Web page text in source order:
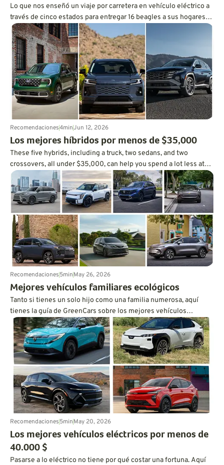
Lo que nos enseñó un viaje por carretera en vehículo eléctrico a
través de cinco estados para entregar 16 beagles a sus hogares
definitivos sobre la carga, la autonomía y la planificación de
viajes en el mundo real.
Recomendaciones4minJun 12, 2026
Los mejores híbridos por menos de $35,000
These five hybrids, including a truck, two sedans, and two
crossovers, all under $35,000, can help you spend a lot less at
the pump.
Recomendaciones5minMay 26, 2026
Mejores vehículos familiares ecológicos
Tanto si tienes un solo hijo como una familia numerosa, aquí
tienes la guía de GreenCars sobre los mejores vehículos
ecológicos para familias de todos los tamaños, escrita por una
madre de tres hijos.
Recomendaciones5minMay 20, 2026
Los mejores vehículos eléctricos por menos de
40.000 $
Pasarse a lo eléctrico no tiene por qué costar una fortuna. Aquí